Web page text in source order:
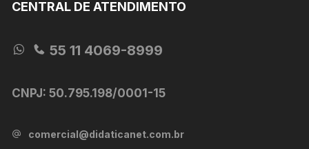
CENTRAL DE ATENDIMENTO
55 11 4069-8999
CNPJ: 50.795.198/0001-15
comercial@didaticanet.com.br